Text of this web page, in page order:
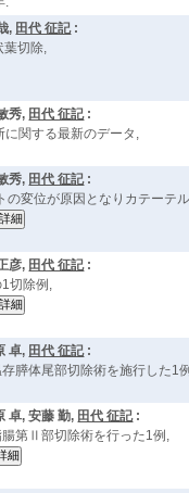
, 田代 征記:
葉切除,
秀, 田代 征記:
に関する最新のデータ,
秀, 田代 征記:
変位が原因となりカテーテ
彦, 田代 征記:
切除例,
卓, 田代 征記:
膵体尾部切除術を施行した1
卓, 安藤 勤, 田代 征記:
第Ⅱ部切除術を行った1例,